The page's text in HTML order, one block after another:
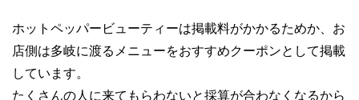
ホットペッパービューティーは掲載料がかかるためか、お
店側は多岐に渡るメニューをおすすめクーポンとして掲載
しています。
たくさんの人に来てもらわないと採算が合わなくなるから